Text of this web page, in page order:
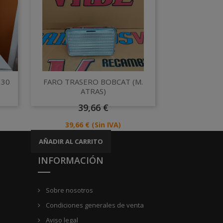
Vista rápida
FARO TRASERO BOBCAT (M.
ATRAS)
Precio
39,66 €
Precio
39,66 € (Sin IVA)
AÑADIR AL CARRITO
INFORMACIÓN
Sobre nosotros
Condiciones generales de venta
Aviso legal